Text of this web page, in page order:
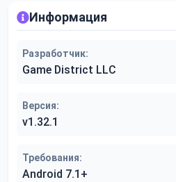
Информация
Разработчик:
Game District LLC
Версия:
v1.32.1
Требования:
Android 7.1+